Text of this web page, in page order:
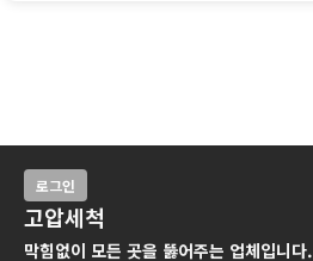
로그인
고압세척
막힘없이 모든 곳을 뚫어주는 업체입니다.